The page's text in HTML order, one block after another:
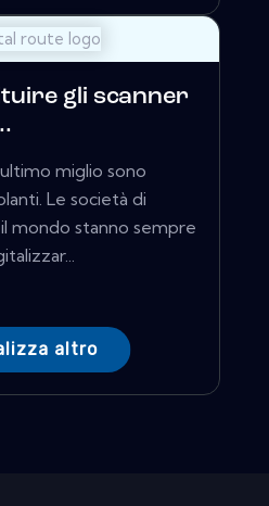
gli scanner
miglio sono
Le società di
mondo stanno sempre
altro